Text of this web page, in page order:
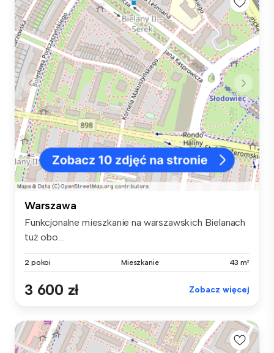
Warszawa
Funkcjonalne mieszkanie na warszawskich Bielanach
tuż obo...
2 pokoi Mieszkanie 43 m²
3 600 zł Zobacz więcej